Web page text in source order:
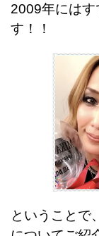
2009年には
す！！
ということで